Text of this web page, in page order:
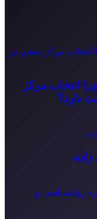
انتخاب مرکز
دارد؟